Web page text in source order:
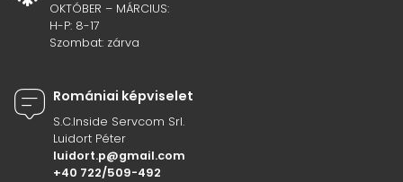
OKTÓBER – MÁRCIUS:
H-P: 8-17
Szombat: zárva
Romániai képviselet
S.C.Inside Servcom Srl.
Luidort Péter
luidort.p@gmail.com
+40 722/509-492